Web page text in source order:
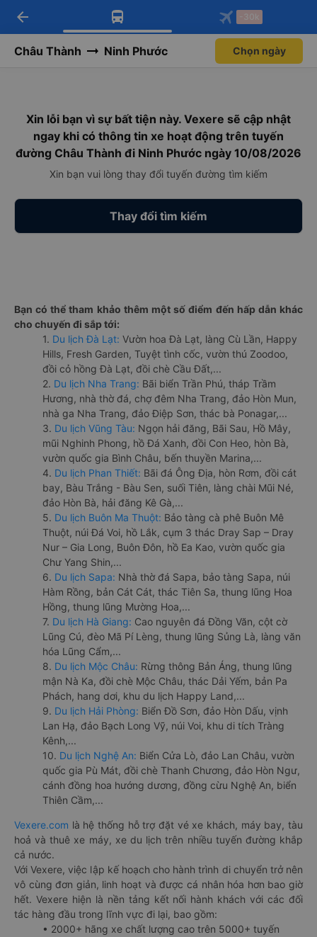
Tải app Vexere ngay!
Nhận ưu đãi thành viên độc
Mở app
Tải app Vexere
-30k/ghế khi đặt vé máy bay qua
Mở app
arrow_back -30k
Châu Thành Ninh Phước Chọn ngày
Xin lỗi bạn vì sự bất tiện này. Vexere sẽ cập nhật
ngay khi có thông tin xe hoạt động trên tuyến
đường Châu Thành đi Ninh Phước ngày 10/08/2026
Xin bạn vui lòng thay đổi tuyến đường tìm kiếm
Thay đổi tìm kiếm
Bạn có thể tham khảo thêm một số điểm đến hấp dẫn khác
cho chuyến đi sắp tới:
1. Du lịch Đà Lạt: Vườn hoa Đà Lạt, làng Cù Lần, Happy
Hills, Fresh Garden, Tuyệt tình cốc, vườn thú Zoodoo,
đồi cỏ hồng Đà Lạt, đồi chè Cầu Đất,...
2. Du lịch Nha Trang: Bãi biển Trần Phú, tháp Trầm
Hương, nhà thờ đá, chợ đêm Nha Trang, đảo Hòn Mun,
nhà ga Nha Trang, đảo Điệp Sơn, thác bà Ponagar,...
3. Du lịch Vũng Tàu: Ngọn hải đăng, Bãi Sau, Hồ Mây,
mũi Nghinh Phong, hồ Đá Xanh, đồi Con Heo, hòn Bà,
vườn quốc gia Bình Châu, bến thuyền Marina,...
4. Du lịch Phan Thiết: Bãi đá Ông Địa, hòn Rơm, đồi cát
bay, Bàu Trắng - Bàu Sen, suối Tiên, làng chài Mũi Né,
đảo Hòn Bà, hải đăng Kê Gà,...
5. Du lịch Buôn Ma Thuột: Bảo tàng cà phê Buôn Mê
Thuột, núi Đá Voi, hồ Lắk, cụm 3 thác Dray Sap – Dray
Nur – Gia Long, Buôn Đôn, hồ Ea Kao, vườn quốc gia
Chư Yang Shin,...
6. Du lịch Sapa: Nhà thờ đá Sapa, bảo tàng Sapa, núi
Hàm Rồng, bản Cát Cát, thác Tiên Sa, thung lũng Hoa
Hồng, thung lũng Mường Hoa,...
7. Du lịch Hà Giang: Cao nguyên đá Đồng Văn, cột cờ
Lũng Cú, đèo Mã Pí Lèng, thung lũng Sủng Là, làng văn
hóa Lũng Cẩm,...
8. Du lịch Mộc Châu: Rừng thông Bản Áng, thung lũng
mận Nà Ka, đồi chè Mộc Châu, thác Dải Yếm, bản Pa
Phách, hang dơi, khu du lịch Happy Land,...
9. Du lịch Hải Phòng: Biển Đồ Sơn, đảo Hòn Dấu, vịnh
Lan Hạ, đảo Bạch Long Vỹ, núi Voi, khu di tích Tràng
Kênh,...
10. Du lịch Nghệ An: Biển Cửa Lò, đảo Lan Châu, vườn
quốc gia Pù Mát, đồi chè Thanh Chương, đảo Hòn Ngư,
cánh đồng hoa hướng dương, đồng cừu Nghệ An, biển
Thiên Cầm,...
Vexere.com là hệ thống hỗ trợ đặt vé xe khách, máy bay, tàu
hoả và thuê xe máy, xe du lịch trên nhiều tuyến đường khắp
cả nước.
Với Vexere, việc lập kế hoạch cho hành trình di chuyển trở nên
vô cùng đơn giản, linh hoạt và được cá nhân hóa hơn bao giờ
hết. Vexere hiện là nền tảng kết nối hành khách với các đối
tác hàng đầu trong lĩnh vực đi lại, bao gồm:
• 2000+ hãng xe chất lượng cao trên 5000+ tuyến